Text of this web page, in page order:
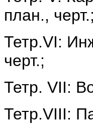
план., черт.;
Тетр.VI:
черт.;
Тетр. VII:
Тетр.VIII: